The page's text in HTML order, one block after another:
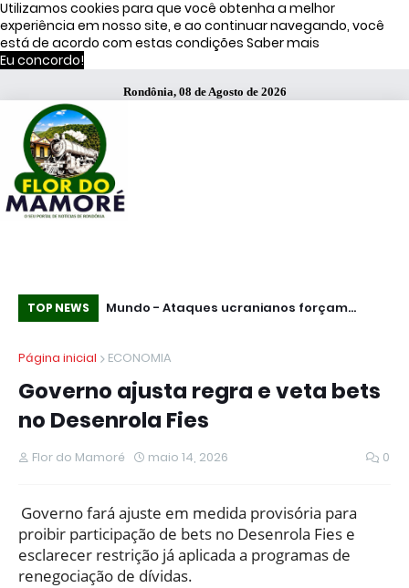
Utilizamos cookies para que você obtenha a melhor
experiência em nosso site, e ao continuar navegando, você
está de acordo com estas condições Saber mais
Eu concordo!
Rondônia, 08 de Agosto de 2026
TOP NEWS
de Moraes
Mundo - Ataques ucranianos forçam
do Cazaquistão à Rússia
Página inicial ECONOMIA
Governo ajusta regra e veta bets
no Desenrola Fies
Flor do Mamoré maio 14, 2026 0
Governo fará ajuste em medida provisória para
proibir participação de bets no Desenrola Fies e
esclarecer restrição já aplicada a programas de
renegociação de dívidas.